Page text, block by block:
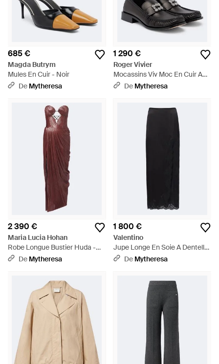
685 €
Magda Butrym
Mules En Cuir - Noir
De Mytheresa
1 290 €
Roger Vivier
Mocassins Viv Moc En Cuir A
Ornements - Noir
De Mytheresa
2 390 €
Maria Lucia Hohan
Robe Longue Bustier Huda -
Rouge
De Mytheresa
1 800 €
Valentino
Jupe Longe En Soie A Dentelle
- Noir
De Mytheresa